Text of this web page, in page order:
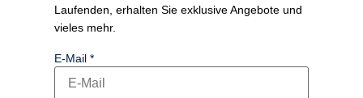
Laufenden, erhalten Sie exklusive Angebote und
vieles mehr.
E-Mail*